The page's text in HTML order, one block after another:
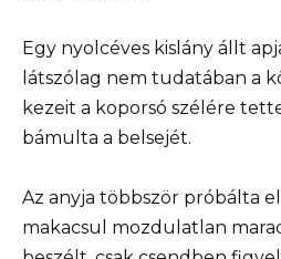
Egy nyolcéves kislány állt
látszólag nem tudatában a
kezeit a koporsó szélére
bámulta a belsejét.
Az anyja többször próbálta
makacsul mozdulatlan